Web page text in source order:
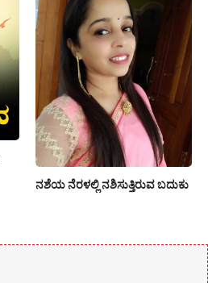
ನಶೆಯ ನೆರಳಲ್ಲಿ ನಶಿಸುತ್ತಿರುವ ಬದುಕು